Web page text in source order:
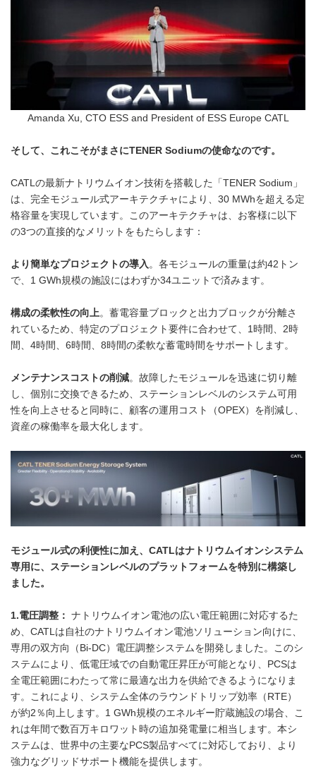
Amanda Xu, CTO ESS and President of ESS Europe CATL
そして、これこそがまさにTENER Sodiumの使命なのです。
CATLの最新ナトリウムイオン技術を搭載した「TENER Sodium」
は、完全モジュール式アーキテクチャにより、30 MWhを超える定
格容量を実現しています。このアーキテクチャは、お客様に以下
の3つの直接的なメリットをもたらします：
より簡単なプロジェクトの導入 。各モジュールの重量は約42トン
で、1 GWh規模の施設にはわずか34ユニットで済みます。
構成の柔軟性の向上 。蓄電容量ブロックと出力ブロックが分離さ
れているため、特定のプロジェクト要件に合わせて、1時間、2時
間、4時間、6時間、8時間の柔軟な蓄電時間をサポートします。
メンテナンスコストの削減。故障したモジュールを迅速に切り離
し、個別に交換できるため、ステーションレベルのシステム可用
性を向上させると同時に、顧客の運用コスト（OPEX）を削減し、
資産の稼働率を最大化します。
モジュール式の利便性に加え、CATLはナトリウムイオンシステム
専用に、ステーションレベルのプラットフォームを特別に構築し
ました。
1.電圧調整： ナトリウムイオン電池の広い電圧範囲に対応するた
め、CATLは自社のナトリウムイオン電池ソリューション向けに、
専用の双方向（Bi-DC）電圧調整システムを開発しました。このシ
ステムにより、低電圧域での自動電圧昇圧が可能となり、PCSは
全電圧範囲にわたって常に最適な出力を供給できるようになりま
す。これにより、システム全体のラウンドトリップ効率（RTE）
が約2％向上します。1 GWh規模のエネルギー貯蔵施設の場合、こ
れは年間で数百万キロワット時の追加発電量に相当します。本シ
ステムは、世界中の主要なPCS製品すべてに対応しており、より
強力なグリッドサポート機能を提供します。